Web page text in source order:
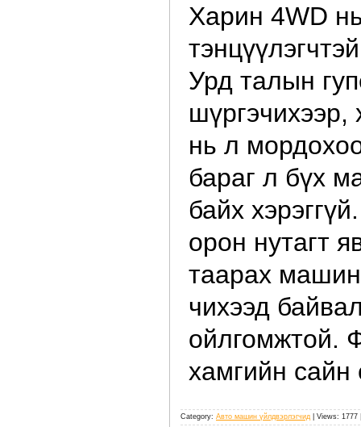
Харин 4WD
Урд талын
шүргэчихээр,
нь л
бараг л бүх
байх
орон нутагт
таарах
чихээд
ойлгомжтой.
хамгийн сайн
Category: Авто машин үйлдвэрлэгчид | Views: